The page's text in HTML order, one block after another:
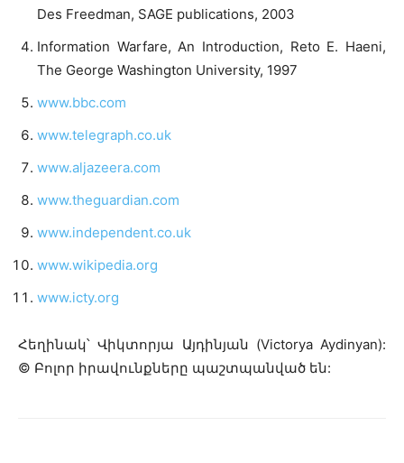
Des Freedman, SAGE publications, 2003
Information Warfare, An Introduction, Reto E. Haeni,
The George Washington University, 1997
www.bbc.com
www.telegraph.co.uk
www.aljazeera.com
www.theguardian.com
www.independent.co.uk
www.wikipedia.org
www.icty.org
Հեղինակ՝ Վիկտորյա Այդինյան (Victorya Aydinyan):
© Բոլոր իրավունքները պաշտպանված են: